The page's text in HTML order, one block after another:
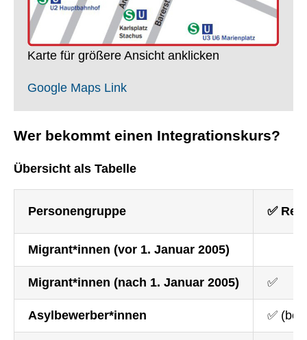
Karte für größere Ansicht anklicken
Google Maps Link
Wer bekommt einen Integrationskurs?
Übersicht als Tabelle
Personengruppe ✅
Migrant*innen (vor 1. Januar 2005)
Migrant*innen (nach 1. Januar 2005) ✅
Asylbewerber*innen ✅ (bei